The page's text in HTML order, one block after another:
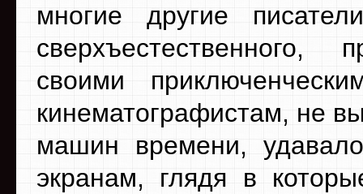
многие другие
сверхъестественного,
своими
кинематографистам, не
машин времени,
экранам, глядя в